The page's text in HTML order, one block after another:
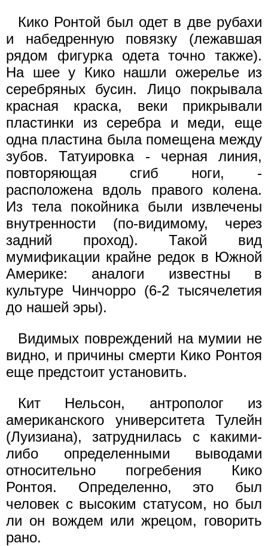
Кико Ронтой был одет в две рубахи
и набедренную повязку (лежавшая
рядом фигурка одета точно также).
На шее у Кико нашли ожерелье из
серебряных бусин. Лицо покрывала
красная краска, веки прикрывали
пластинки из серебра и меди, еще
одна пластина была помещена между
зубов. Татуировка - черная линия,
повторяющая сгиб ноги, -
расположена вдоль правого колена.
Из тела покойника были извлечены
внутренности (по-видимому, через
задний проход). Такой вид
мумификации крайне редок в Южной
Америке: аналоги известны в
культуре Чинчорро (6-2 тысячелетия
до нашей эры).
Видимых повреждений на мумии не
видно, и причины смерти Кико Ронтоя
еще предстоит установить.
Кит Нельсон, антрополог из
американского университета Тулейн
(Луизиана), затруднилась с какими-
либо определенными выводами
относительно погребения Кико
Ронтоя. Определенно, это был
человек с высоким статусом, но был
ли он вождем или жрецом, говорить
рано.